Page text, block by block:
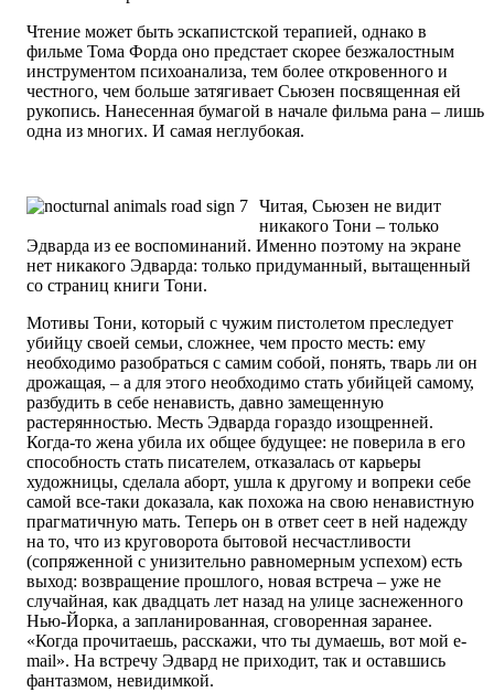
Чтение может быть эскапистской терапией, однако в
фильме Тома Форда оно предстает скорее безжалостным
инструментом психоанализа, тем более откровенного и
честного, чем больше затягивает Сьюзен посвященная ей
рукопись. Нанесенная бумагой в начале фильма рана – лишь
одна из многих. И самая неглубокая.
Читая, Сьюзен не видит
никакого Тони – только
Эдварда из ее воспоминаний. Именно поэтому на экране
нет никакого Эдварда: только придуманный, вытащенный
со страниц книги Тони.
Мотивы Тони, который с чужим пистолетом преследует
убийцу своей семьи, сложнее, чем просто месть: ему
необходимо разобраться с самим собой, понять, тварь ли он
дрожащая, – а для этого необходимо стать убийцей самому,
разбудить в себе ненависть, давно замещенную
растерянностью. Месть Эдварда гораздо изощренней.
Когда-то жена убила их общее будущее: не поверила в его
способность стать писателем, отказалась от карьеры
художницы, сделала аборт, ушла к другому и вопреки себе
самой все-таки доказала, как похожа на свою ненавистную
прагматичную мать. Теперь он в ответ сеет в ней надежду
на то, что из круговорота бытовой несчастливости
(сопряженной с унизительно равномерным успехом) есть
выход: возвращение прошлого, новая встреча – уже не
случайная, как двадцать лет назад на улице заснеженного
Нью-Йорка, а запланированная, сговоренная заранее.
«Когда прочитаешь, расскажи, что ты думаешь, вот мой e-
mail». На встречу Эдвард не приходит, так и оставшись
фантазмом, невидимкой.